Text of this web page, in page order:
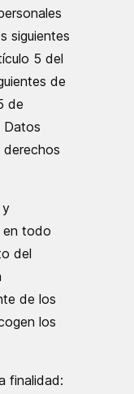
siguientes
5 del
de
de
Datos
derechos
y
en todo
del
de los
los
finalidad: